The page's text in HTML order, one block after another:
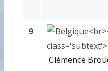
9
Clémence